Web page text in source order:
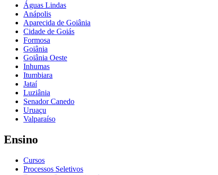
Águas Lindas
Anápolis
Aparecida de Goiânia
Cidade de Goiás
Formosa
Goiânia
Goiânia Oeste
Inhumas
Itumbiara
Jataí
Luziânia
Senador Canedo
Uruaçu
Valparaíso
Ensino
Cursos
Processos Seletivos